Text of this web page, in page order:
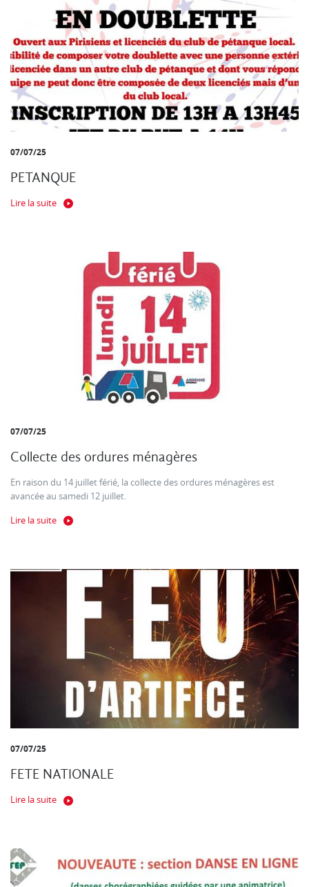
07/07/25
PETANQUE
Lire la suite
07/07/25
Collecte des ordures ménagères
En raison du 14 juillet férié, la collecte des ordures ménagères est
avancée au samedi 12 juillet.
Lire la suite
07/07/25
FETE NATIONALE
Lire la suite